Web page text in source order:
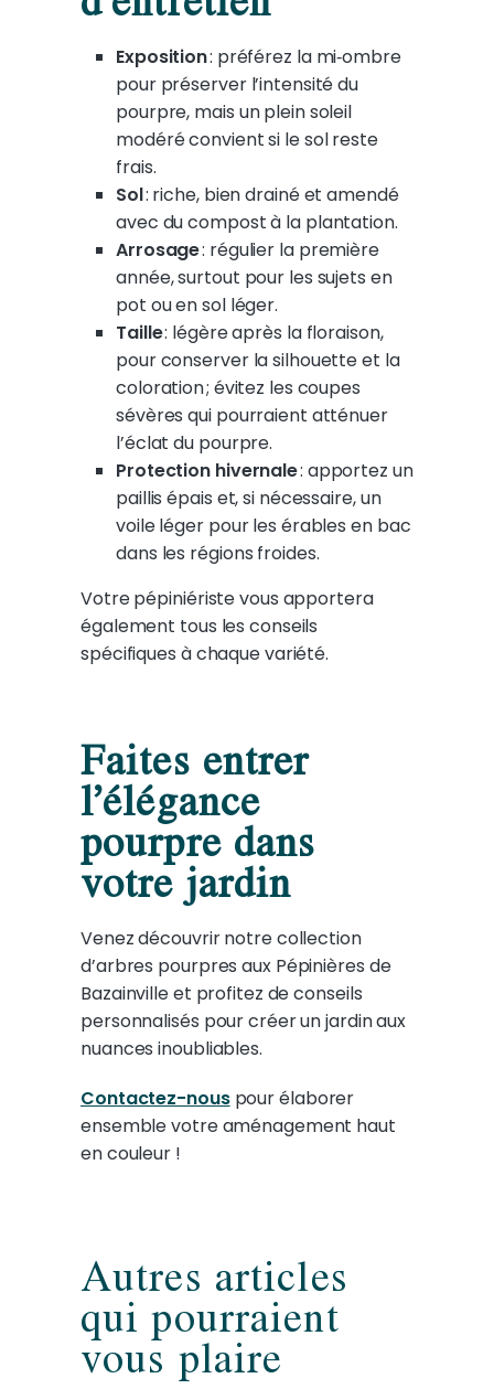
Exposition: préférez la mi‑ombre
pour préserver l’intensité du
pourpre, mais un plein soleil
modéré convient si le sol reste
frais.
Sol: riche, bien drainé et amendé
avec du compost à la plantation.
Arrosage: régulier la première
année, surtout pour les sujets en
pot ou en sol léger.
Taille: légère après la floraison,
pour conserver la silhouette et la
coloration ; évitez les coupes
sévères qui pourraient atténuer
l’éclat du pourpre.
Protection hivernale: apportez un
paillis épais et, si nécessaire, un
voile léger pour les érables en bac
dans les régions froides.
Votre pépiniériste vous apportera
également tous les conseils
spécifiques à chaque variété.
Faites entrer
l’élégance
pourpre dans
votre jardin
Venez découvrir notre collection
d’arbres pourpres aux Pépinières de
Bazainville et profitez de conseils
personnalisés pour créer un jardin aux
nuances inoubliables.
Contactez-nouspour élaborer
ensemble votre aménagement haut
en couleur !
Autres articles
qui pourraient
vous plaire